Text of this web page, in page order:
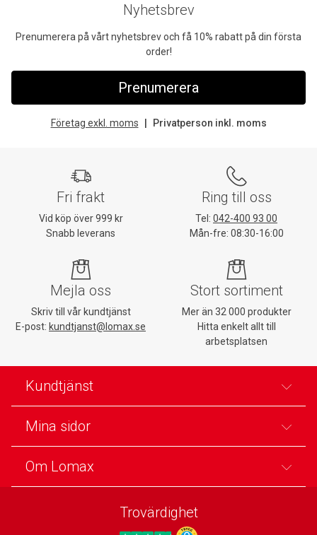
Nyhetsbrev
Prenumerera på vårt nyhetsbrev och få 10% rabatt på din första
order!
Prenumerera
Företag exkl. moms Privatperson inkl. moms
Fri frakt
Vid köp över 999 kr
Snabb leverans
Ring till oss
Tel: 042-400 93 00
Mån-fre: 08:30-16:00
Mejla oss
Skriv till vår kundtjänst
E-post: kundtjanst@lomax.se
Stort sortiment
Mer än 32 000 produkter
Hitta enkelt allt till
arbetsplatsen
Kundtjänst
Mina sidor
Om Lomax
Trovärdighet